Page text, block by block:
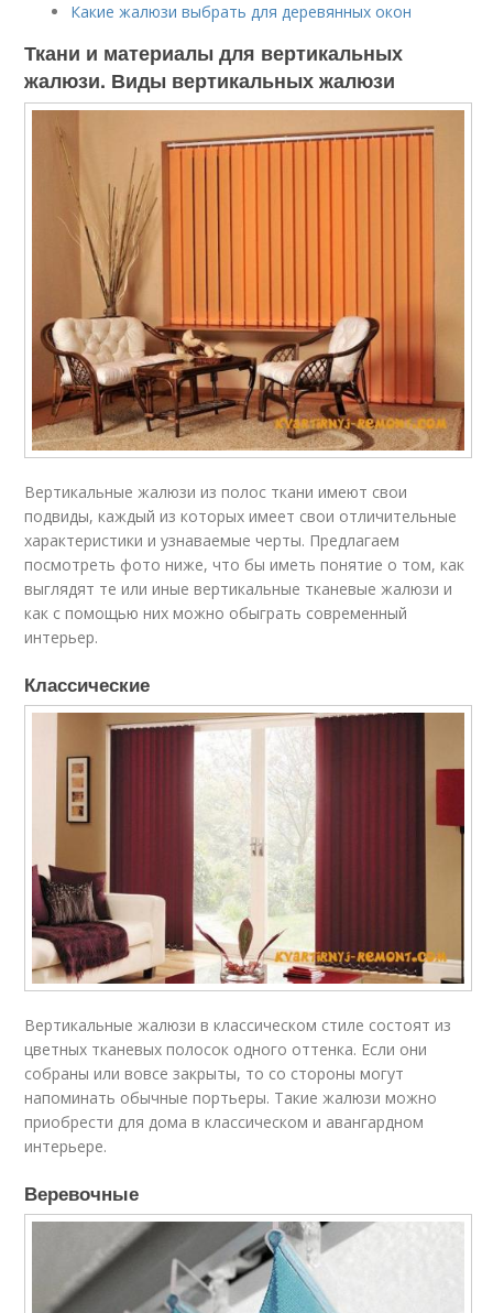
Какие жалюзи выбрать для деревянных окон
Ткани и материалы для вертикальных
жалюзи. Виды вертикальных жалюзи
Вертикальные жалюзи из полос ткани имеют свои
подвиды, каждый из которых имеет свои отличительные
характеристики и узнаваемые черты. Предлагаем
посмотреть фото ниже, что бы иметь понятие о том, как
выглядят те или иные вертикальные тканевые жалюзи и
как с помощью них можно обыграть современный
интерьер.
Классические
Вертикальные жалюзи в классическом стиле состоят из
цветных тканевых полосок одного оттенка. Если они
собраны или вовсе закрыты, то со стороны могут
напоминать обычные портьеры. Такие жалюзи можно
приобрести для дома в классическом и авангардном
интерьере.
Веревочные